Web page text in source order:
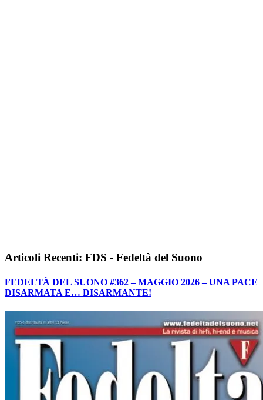
Articoli Recenti: FDS - Fedeltà del Suono
FEDELTÀ DEL SUONO #362 – MAGGIO 2026 – UNA PACE
DISARMATA E… DISARMANTE!